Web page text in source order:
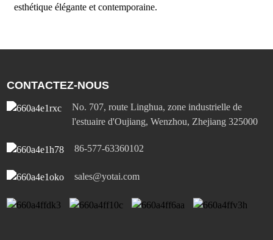
esthétique élégante et contemporaine.
CONTACTEZ-NOUS
No. 707, route Linghua, zone industrielle de
l'estuaire d'Oujiang, Wenzhou, Zhejiang 325000
86-577-63360102
sales@yotai.com